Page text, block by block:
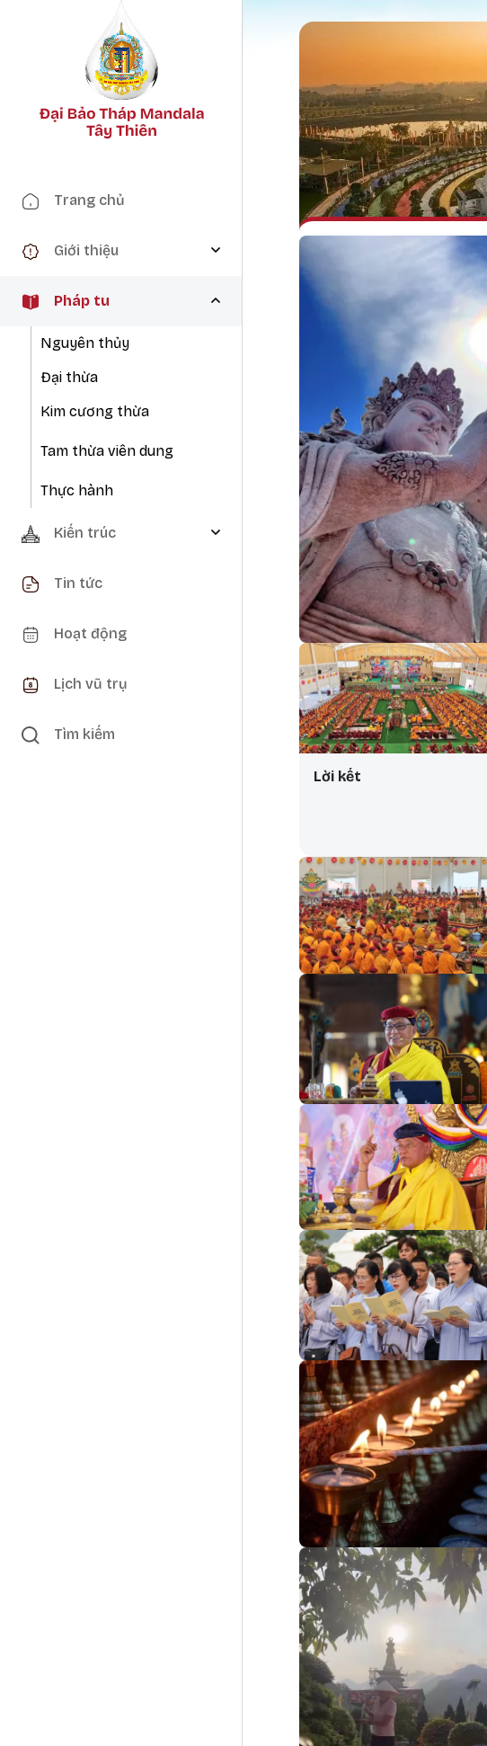
Main navigation
Trang chủ
Giới thiệu
Pháp tu
Nguyên thủy
Đại thừa
Kim cương thừa
Tam thừa viên dung
Thực hành
Kiến trúc
Tin tức
Hoạt động
Lịch vũ trụ
Tìm kiếm
Lời kết